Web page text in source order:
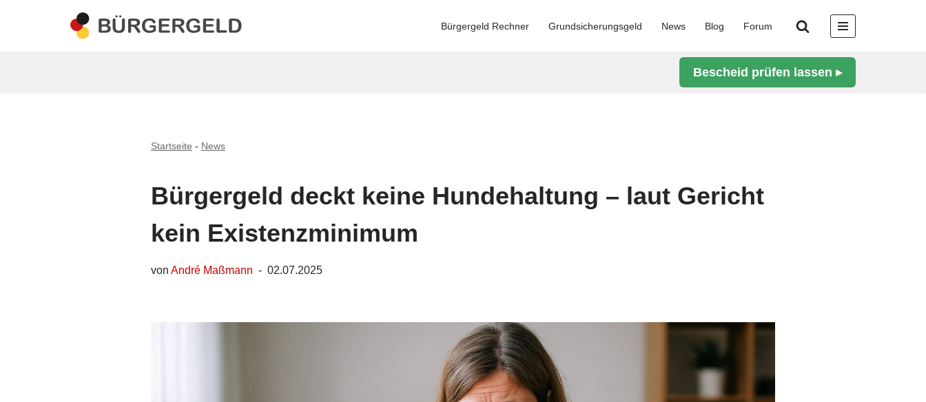
Bürgergeld Rechner Grundsicherungsgeld News Blog Forum
Bescheid prüfen lassen ▸
Startseite - News
Bürgergeld deckt keine Hundehaltung – laut Gericht
kein Existenzminimum
von André Maßmann 02.07.2025